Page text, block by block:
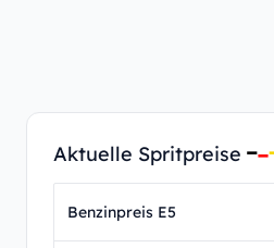
Aktuelle Spritpreise
Benzinpreis E5